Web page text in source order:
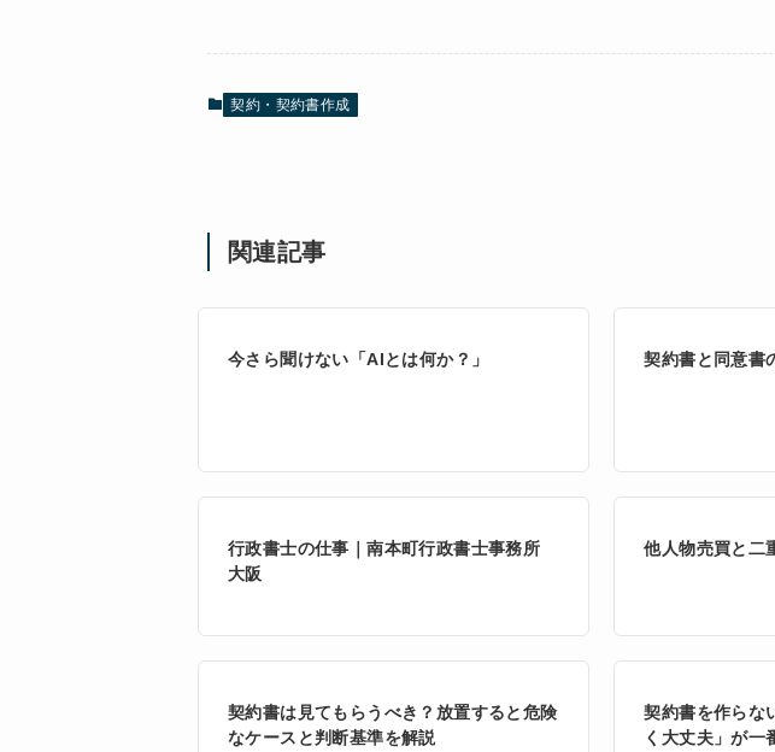
契約・契約書作成
関連記事
今さら聞けない「AIとは何か？」 契約書と同意書
行政書士の仕事｜南本町行政書士事務所
大阪
他人物売買と二
契約書は見てもらうべき？放置すると危険
なケースと判断基準を解説
契約書を作らな
く大丈夫」が